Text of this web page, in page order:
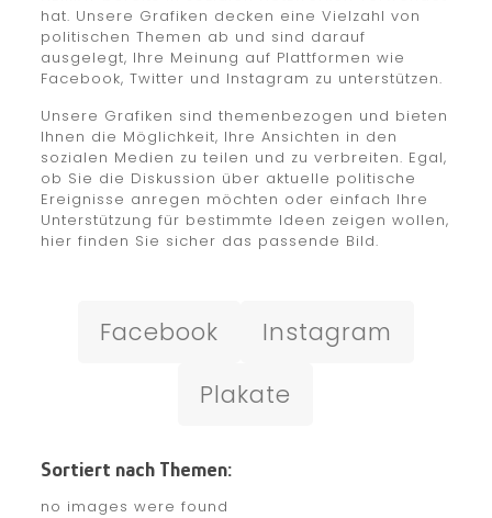
hat. Unsere Grafiken decken eine Vielzahl von
politischen Themen ab und sind darauf
ausgelegt, Ihre Meinung auf Plattformen wie
Facebook, Twitter und Instagram zu unterstützen.
Unsere Grafiken sind themenbezogen und bieten
Ihnen die Möglichkeit, Ihre Ansichten in den
sozialen Medien zu teilen und zu verbreiten. Egal,
ob Sie die Diskussion über aktuelle politische
Ereignisse anregen möchten oder einfach Ihre
Unterstützung für bestimmte Ideen zeigen wollen,
hier finden Sie sicher das passende Bild.
Facebook
Instagram
Plakate
Sortiert nach Themen:
no images were found